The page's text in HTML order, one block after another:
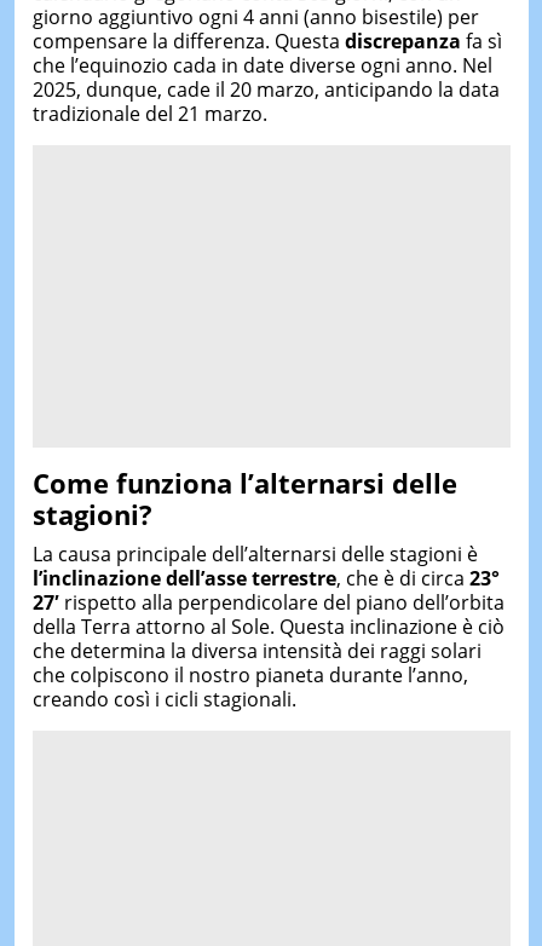
giorno aggiuntivo ogni 4 anni (anno bisestile) per
compensare la differenza. Questa discrepanza fa sì
che l’equinozio cada in date diverse ogni anno. Nel
2025, dunque, cade il 20 marzo, anticipando la data
tradizionale del 21 marzo.
Come funziona l’alternarsi delle
stagioni?
La causa principale dell’alternarsi delle stagioni è
l’inclinazione dell’asse terrestre, che è di circa 23°
27′rispetto alla perpendicolare del piano dell’orbita
della Terra attorno al Sole. Questa inclinazione è ciò
che determina la diversa intensità dei raggi solari
che colpiscono il nostro pianeta durante l’anno,
creando così i cicli stagionali.